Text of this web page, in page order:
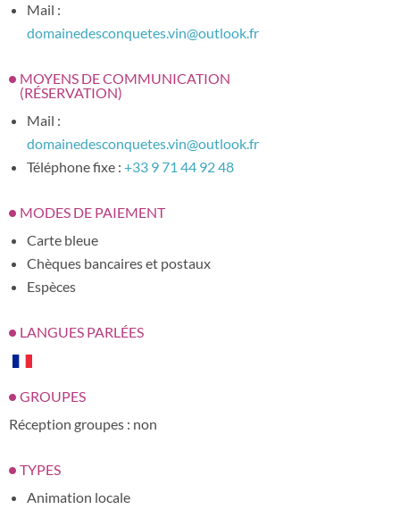
Mail :
domainedesconquetes.vin@outlook.fr
MOYENS DE COMMUNICATION
(RÉSERVATION)
Mail :
domainedesconquetes.vin@outlook.fr
Téléphone fixe : +33 9 71 44 92 48
MODES DE PAIEMENT
Carte bleue
Chèques bancaires et postaux
Espèces
LANGUES PARLÉES
GROUPES
Réception groupes : non
TYPES
Animation locale